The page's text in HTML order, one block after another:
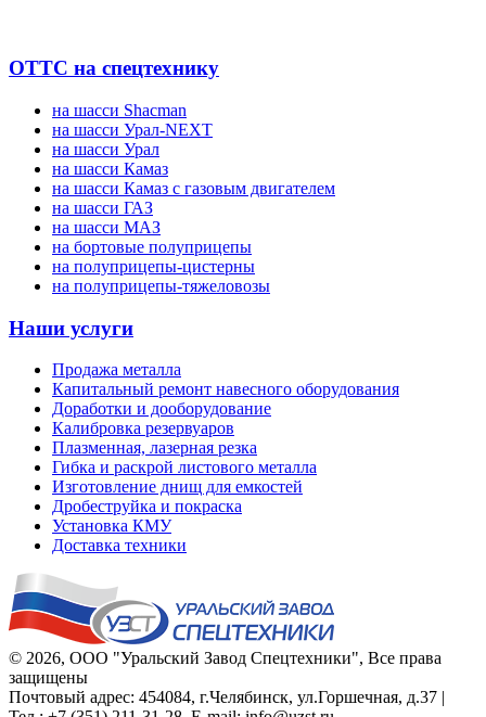
ОТТС на спецтехнику
на шасси Shacman
на шасси Урал-NEXT
на шасси Урал
на шасси Камаз
на шасси Камаз с газовым двигателем
на шасси ГАЗ
на шасси МАЗ
на бортовые полуприцепы
на полуприцепы-цистерны
на полуприцепы-тяжеловозы
Наши услуги
Продажа металла
Капитальный ремонт навесного оборудования
Доработки и дооборудование
Калибровка резервуаров
Плазменная, лазерная резка
Гибка и раскрой листового металла
Изготовление днищ для емкостей
Дробеструйка и покраска
Установка КМУ
Доставка техники
© 2026, ООО "Уральский Завод Спецтехники", Все права
защищены
Почтовый адрес: 454084, г.Челябинск, ул.Горшечная, д.37 |